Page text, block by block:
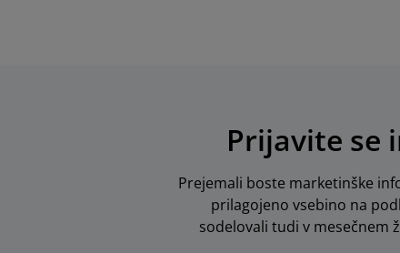
Prijavite se
Prejemali boste marketinške
prilagojeno vsebino na
sodelovali tudi v mesečnem